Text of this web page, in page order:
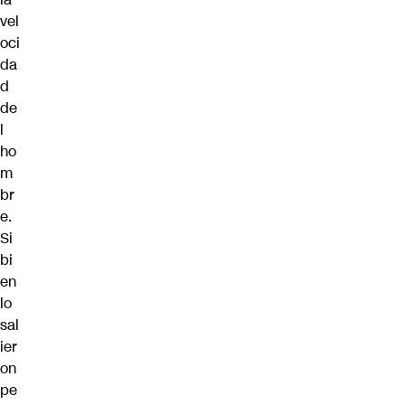
vel
oci
da
d
de
l
ho
m
br
e.
Si
bi
en
lo
sal
ier
on
pe